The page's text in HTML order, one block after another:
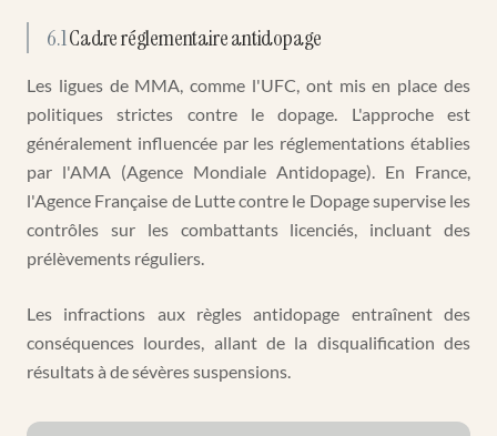
6.1Cadre réglementaire antidopage
Les ligues de MMA, comme l'UFC, ont mis en place des
politiques strictes contre le dopage. L'approche est
généralement influencée par les réglementations établies
par l'AMA (Agence Mondiale Antidopage). En France,
l'Agence Française de Lutte contre le Dopage supervise les
contrôles sur les combattants licenciés, incluant des
prélèvements réguliers.
Les infractions aux règles antidopage entraînent des
conséquences lourdes, allant de la disqualification des
résultats à de sévères suspensions.